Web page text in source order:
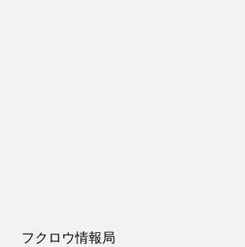
フクロウ情報局